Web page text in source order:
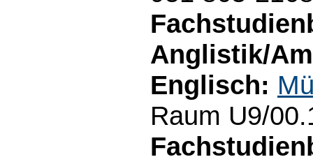
Anglistik/
Englisch:
Raum U9/